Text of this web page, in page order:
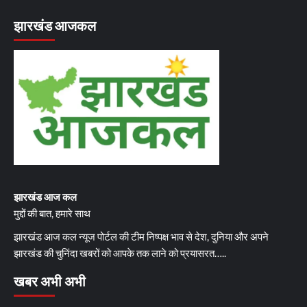
झारखंड आजकल
झारखंड आज कल
मुद्दों की बात, हमारे साथ
झारखंड आज कल न्यूज पोर्टल की टीम निष्पक्ष भाव से देश, दुनिया और अपने
झारखंड की चुनिंदा खबरों को आपके तक लाने को प्रयासरत…..
खबर अभी अभी